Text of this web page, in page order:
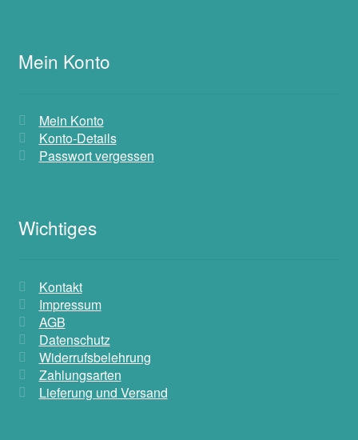
Mein Konto
Mein Konto
Konto-Details
Passwort vergessen
Wichtiges
Kontakt
Impressum
AGB
Datenschutz
Widerrufsbelehrung
Zahlungsarten
Lieferung und Versand